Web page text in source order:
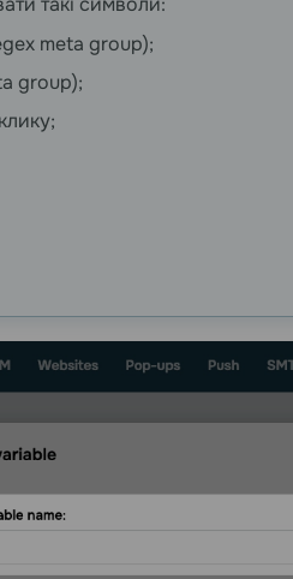
meta group);
group);